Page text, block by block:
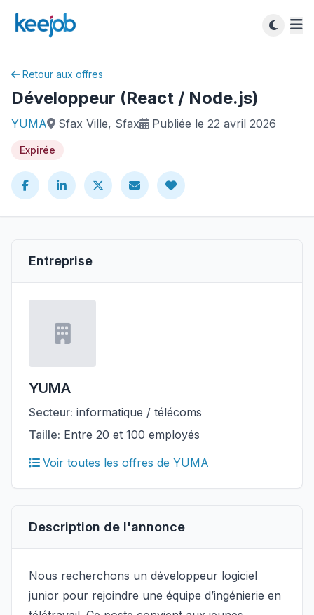
Retour aux offres
Développeur (React / Node.js)
YUMA Sfax Ville, Sfax Publiée le 22 avril 2026
Expirée
Entreprise
YUMA
Secteur: informatique / télécoms
Taille: Entre 20 et 100 employés
Voir toutes les offres de YUMA
Description de l'annonce
Nous recherchons un développeur logiciel
junior pour rejoindre une équipe d’ingénierie en